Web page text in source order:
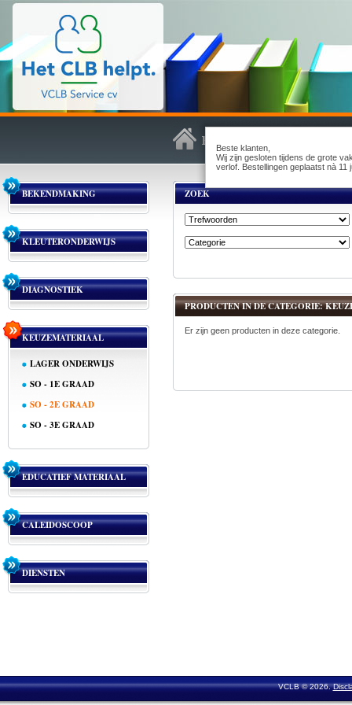
Beste klanten,
Wij zijn gesloten tijdens de grote
verlof. Bestellingen geplaatst nà
BEKENDMAKING
KLEUTERONDERWIJS
DIAGNOSTIEK
KEUZEMATERIAAL
LAGER ONDERWIJS
SO - 1E GRAAD
SO - 2E GRAAD
SO - 3E GRAAD
EDUCATIEF MATERIAAL
CALEIDOSCOOP
DIENSTEN
ZOEK
PRODUCTEN IN DE CATEGORIE:
Er zijn geen producten in deze categorie.
VCLB © 2026.